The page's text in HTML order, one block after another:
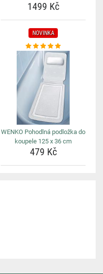
1499 Kč
NOVINKA
WENKO Pohodlná podložka do
koupele 125 x 36 cm
479 Kč